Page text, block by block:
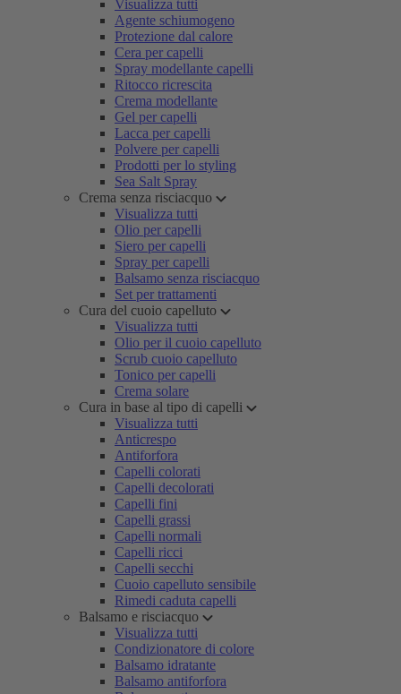
Visualizza tutti
Agente schiumogeno
Protezione dal calore
Cera per capelli
Spray modellante capelli
Ritocco ricrescita
Crema modellante
Gel per capelli
Lacca per capelli
Polvere per capelli
Prodotti per lo styling
Sea Salt Spray
Crema senza risciacquo
Visualizza tutti
Olio per capelli
Siero per capelli
Spray per capelli
Balsamo senza risciacquo
Set per trattamenti
Cura del cuoio capelluto
Visualizza tutti
Olio per il cuoio capelluto
Scrub cuoio capelluto
Tonico per capelli
Crema solare
Cura in base al tipo di capelli
Visualizza tutti
Anticrespo
Antiforfora
Capelli colorati
Capelli decolorati
Capelli fini
Capelli grassi
Capelli normali
Capelli ricci
Capelli secchi
Cuoio capelluto sensibile
Rimedi caduta capelli
Balsamo e risciacquo
Visualizza tutti
Condizionatore di colore
Balsamo idratante
Balsamo antiforfora